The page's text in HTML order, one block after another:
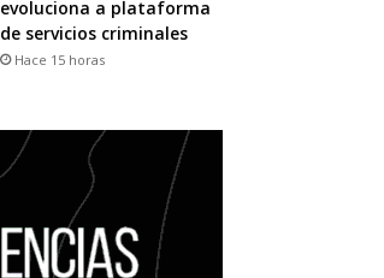
evoluciona a plataforma
de servicios criminales
Hace 15 horas